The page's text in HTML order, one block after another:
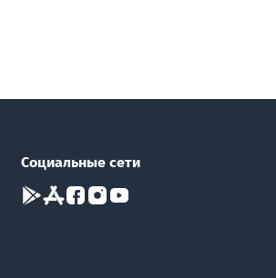
Социальные сети